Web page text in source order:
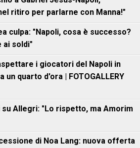
ritiro per parlarne con Manna!"
culpa: "Napoli, cosa è successo?
ai soldi"
i giocatori del Napoli in
quarto d'ora | FOTOGALLERY
su Allegri: "Lo rispetto, ma Amorim
di Noa Lang: nuova offerta